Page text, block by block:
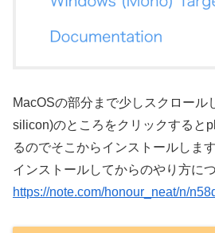
MacOSの部分まで少しスクロール
silicon)のところをクリックすると
るのでそこからインストールします
インストールしてからのやり方に
https://note.com/honour_neat/n/